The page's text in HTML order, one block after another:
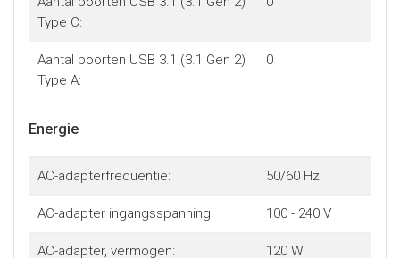
Type C:
Aantal poorten USB 3.1 (3.1 Gen 2)
Type A:
0
Energie
AC-adapterfrequentie: 50/60 Hz
AC-adapter ingangsspanning: 100 - 240 V
AC-adapter, vermogen: 120 W